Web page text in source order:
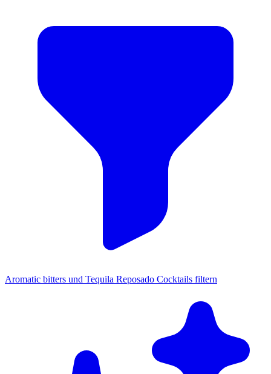
Aromatic bitters und Tequila Reposado Cocktails filtern